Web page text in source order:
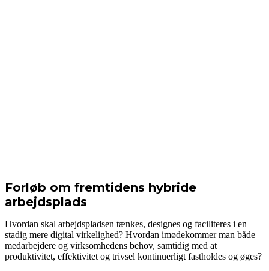
Forløb om fremtidens hybride
arbejdsplads
Hvordan skal arbejdspladsen tænkes, designes og faciliteres i en
stadig mere digital virkelighed? Hvordan imødekommer man både
medarbejdere og virksomhedens behov, samtidig med at
produktivitet, effektivitet og trivsel kontinuerligt fastholdes og øges?